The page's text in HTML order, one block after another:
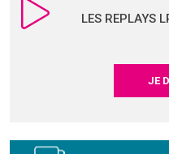
LES REPLAYS
JE